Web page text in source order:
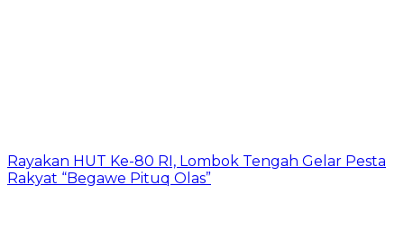
Rayakan HUT Ke-80 RI, Lombok Tengah Gelar Pesta
Rakyat “Begawe Pituq Olas”